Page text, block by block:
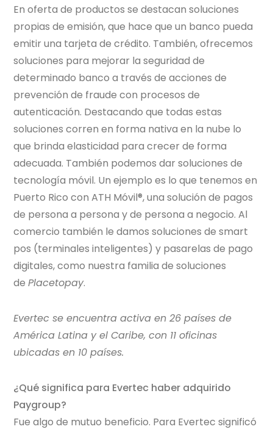
En oferta de productos se destacan soluciones
propias de emisión, que hace que un banco pueda
emitir una tarjeta de crédito. También, ofrecemos
soluciones para mejorar la seguridad de
determinado banco a través de acciones de
prevención de fraude con procesos de
autenticación. Destacando que todas estas
soluciones corren en forma nativa en la nube lo
que brinda elasticidad para crecer de forma
adecuada. También podemos dar soluciones de
tecnología móvil. Un ejemplo es lo que tenemos en
Puerto Rico con ATH Móvil®, una solución de pagos
de persona a persona y de persona a negocio. Al
comercio también le damos soluciones de smart
pos (terminales inteligentes) y pasarelas de pago
digitales, como nuestra familia de soluciones
dePlacetopay.
Evertec se encuentra activa en 26 países de
América Latina y el Caribe, con 11 oficinas
ubicadas en 10 países.
¿Qué significa para Evertec haber adquirido
Paygroup?
Fue algo de mutuo beneficio. Para Evertec significó